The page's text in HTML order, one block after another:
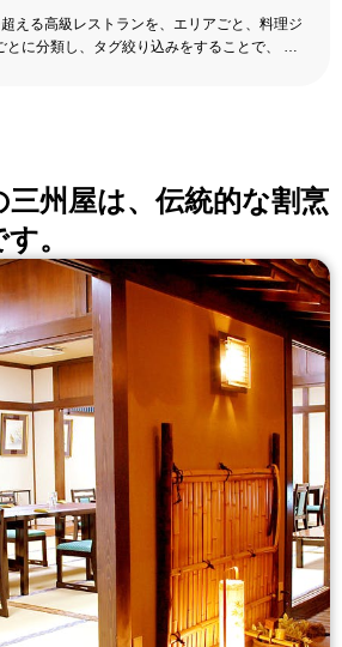
える高級レストランを、エリアごと、料理ジ
とに分類し、タグ絞り込みをすることで、 い
三州屋は、伝統的な割烹
。